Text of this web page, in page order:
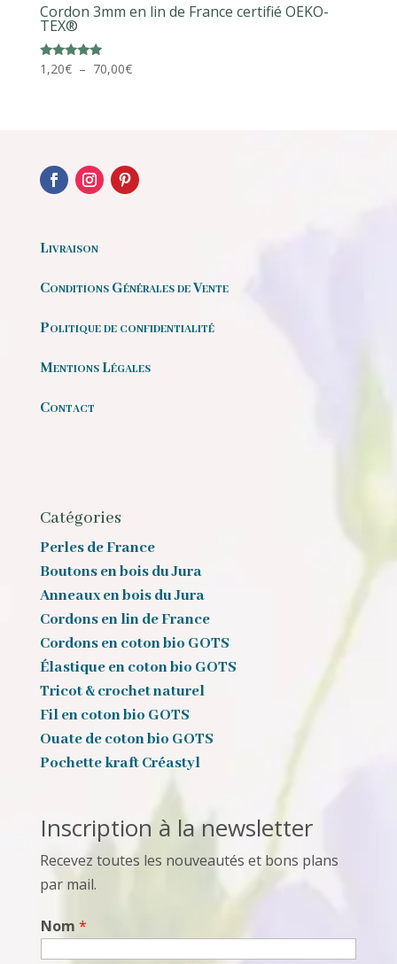
Cordon 3mm en lin de France certifié OEKO-
TEX®
Note
5.00
1,20€ – 70,00€Plage
70,00€
Livraison
Conditions Générales de Vente
Politique de confidentialité
Mentions Légales
Contact
Catégories
Perles de France
Boutons en bois du Jura
Anneaux en bois du Jura
Cordons en lin de France
Cordons en coton bio GOTS
Élastique en coton bio GOTS
Tricot & crochet naturel
Fil en coton bio GOTS
Ouate de coton bio GOTS
Pochette kraft Créastyl
Inscription à la newsletter
Recevez toutes les nouveautés et bons plans
par mail.
Nom *